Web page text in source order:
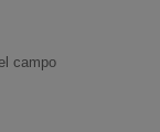
campo